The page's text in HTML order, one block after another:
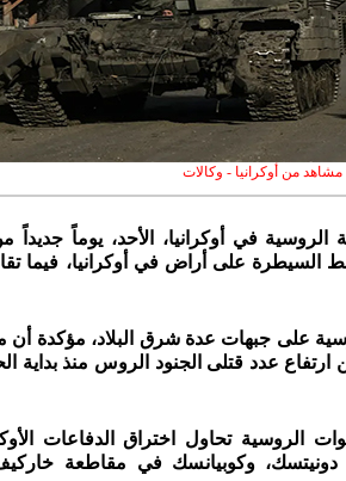
مشاهد من أوكرانيا - وكالات
الروسية في أوكرانيا، الأحد، يوماً جديداً
على أراض في أوكرانيا، فيما
على جبهات عدة شرق البلاد، مؤكدة أن
عدد قتلى الجنود الروس منذ بداية
الروسية تحاول اختراق الدفاعات
دونيتسك، وكوبيانسك في مقاطعة